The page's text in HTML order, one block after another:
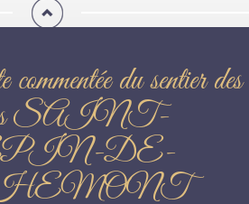
du sentier des
SAINT-
DE-